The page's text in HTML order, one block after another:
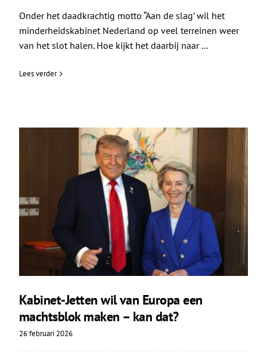
Onder het daadkrachtig motto “Aan de slag’ wil het
minderheidskabinet Nederland op veel terreinen weer
van het slot halen. Hoe kijkt het daarbij naar ...
Lees verder
Kabinet-Jetten wil van Europa een
machtsblok maken – kan dat?
26 februari 2026